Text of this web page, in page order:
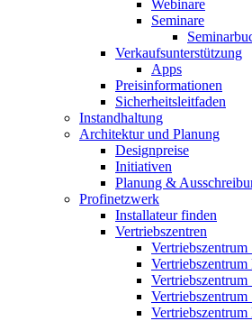
Webinare
Seminare
Verkaufsunterstützung
Apps
Preisinformationen
Sicherheitsleitfaden
Instandhaltung
Architektur und Planung
Designpreise
Initiativen
Planung &
Profinetzwerk
Installateur finden
Vertriebszentren
Vertriebszentrum
Vertriebszentrum
Vertriebszentrum
Vertriebszentrum
Vertriebszentrum